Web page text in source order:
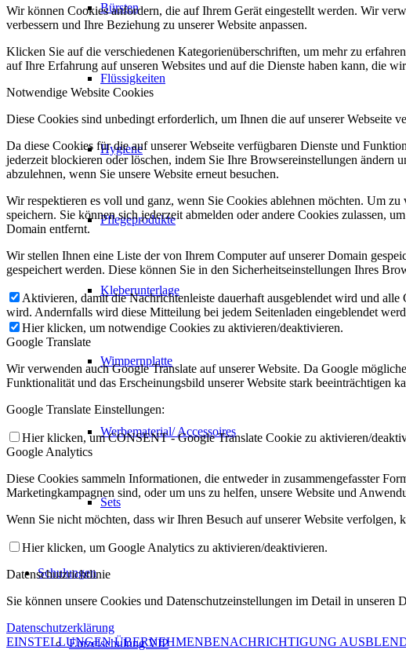
Bürsten
Flüssigkeiten
Hygiene
Pflegeprodukte
Kleberunterlage
Wimpernplatte
Werbematerial/ Accessoires
Sets
Schulungen
Einzelschulung VIP
Wir können Cookies anfordern, die auf Ihrem Gerät eingestellt werden. Wir
verbessern und Ihre Beziehung zu unserer Website anpassen.
Klicken Sie auf die verschiedenen Kategorienüberschriften, um mehr zu
auf Ihre Erfahrung auf unseren Websites und auf die Dienste haben kann, die
Notwendige Website Cookies
Diese Cookies sind unbedingt erforderlich, um Ihnen die auf unserer Webseite
Da diese Cookies für die auf unserer Webseite verfügbaren Dienste und
jederzeit blockieren oder löschen, indem Sie Ihre Browsereinstellungen
abzulehnen, wenn Sie unsere Website erneut besuchen.
Wir respektieren es voll und ganz, wenn Sie Cookies ablehnen möchten. Um
speichern. Sie können sich jederzeit abmelden oder andere Cookies zulassen,
Domain entfernt.
Wir stellen Ihnen eine Liste der von Ihrem Computer auf unserer Domain
gespeichert werden. Diese können Sie in den Sicherheitseinstellungen Ihres
Aktivieren, damit die Nachrichtenleiste dauerhaft ausgeblendet wird und
wird. Andernfalls wird diese Mitteilung bei jedem Seitenladen eingeblendet
Hier klicken, um notwendige Cookies zu aktivieren/deaktivieren.
Google Translate
Wir verwenden auch Google Translate auf unserer Website. Da Google
Funktionalität und das Erscheinungsbild unserer Website stark beeinträchtigen
Google Translate Einstellungen:
Hier klicken, um CONSENT - Google Translate Cookie zu aktivieren/
Google Analytics
Diese Cookies sammeln Informationen, die entweder in zusammengefasster
Marketingkampagnen sind, oder um uns zu helfen, unsere Website und
Wenn Sie nicht möchten, dass wir Ihren Besuch auf unserer Website
Hier klicken, um Google Analytics zu aktivieren/deaktivieren.
Datenschutzrichtlinie
Sie können unsere Cookies und Datenschutzeinstellungen im Detail in unseren
Datenschutzerklärung
EINSTELLUNGEN ÜBERNEHMENBENACHRICHTIGUNG